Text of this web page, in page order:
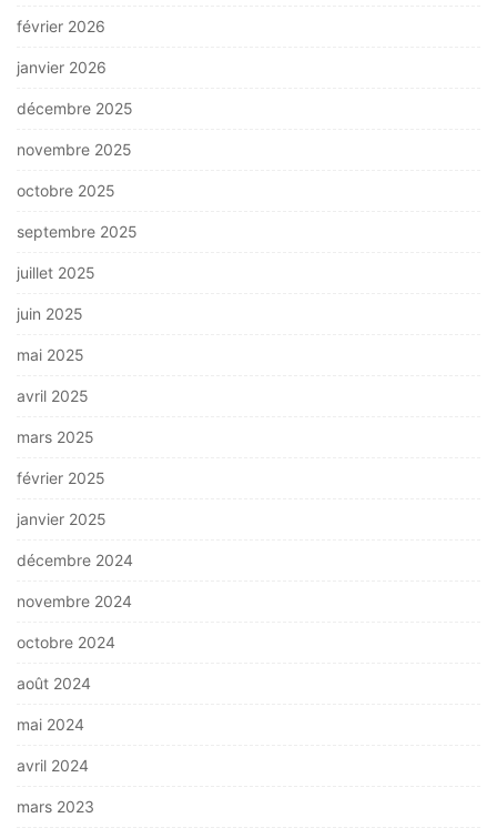
février 2026
janvier 2026
décembre 2025
novembre 2025
octobre 2025
septembre 2025
juillet 2025
juin 2025
mai 2025
avril 2025
mars 2025
février 2025
janvier 2025
décembre 2024
novembre 2024
octobre 2024
août 2024
mai 2024
avril 2024
mars 2023